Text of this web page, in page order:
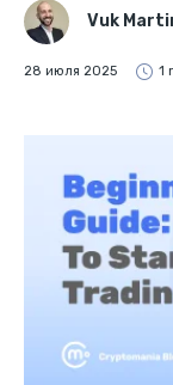
Vuk
28 июля 2025 1